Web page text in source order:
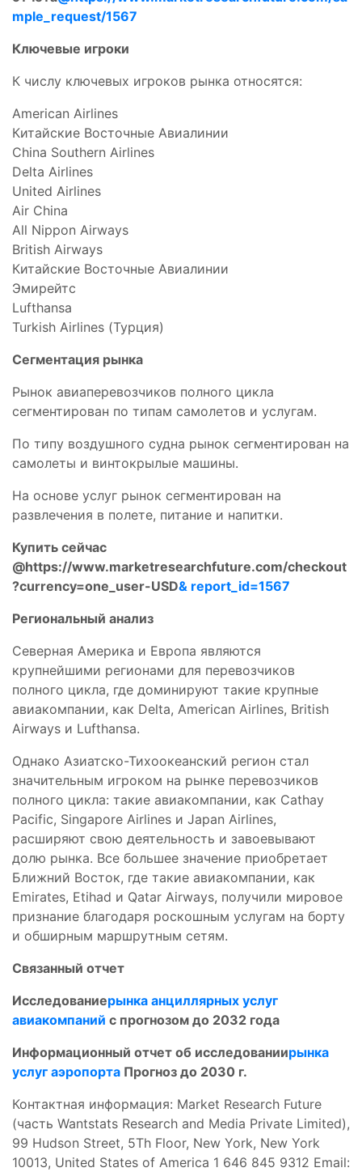
mple_request/1567
Ключевые игроки
К числу ключевых игроков рынка относятся:
American Airlines
Китайские Восточные Авиалинии
China Southern Airlines
Delta Airlines
United Airlines
Air China
All Nippon Airways
British Airways
Китайские Восточные Авиалинии
Эмирейтс
Lufthansa
Turkish Airlines (Турция)
Сегментация рынка
Рынок авиаперевозчиков полного цикла
сегментирован по типам самолетов и услугам.
По типу воздушного судна рынок сегментирован на
самолеты и винтокрылые машины.
На основе услуг рынок сегментирован на
развлечения в полете, питание и напитки.
Купить сейчас
@https://www.marketresearchfuture.com/checkout
?currency=one_user-USD& report_id=1567
Региональный анализ
Северная Америка и Европа являются
крупнейшими регионами для перевозчиков
полного цикла, где доминируют такие крупные
авиакомпании, как Delta, American Airlines, British
Airways и Lufthansa.
Однако Азиатско-Тихоокеанский регион стал
значительным игроком на рынке перевозчиков
полного цикла: такие авиакомпании, как Cathay
Pacific, Singapore Airlines и Japan Airlines,
расширяют свою деятельность и завоевывают
долю рынка. Все большее значение приобретает
Ближний Восток, где такие авиакомпании, как
Emirates, Etihad и Qatar Airways, получили мировое
признание благодаря роскошным услугам на борту
и обширным маршрутным сетям.
Связанный отчет
Исследованиерынка анциллярных услуг
авиакомпаний с прогнозом до 2032 года
Информационный отчет об исследованиирынка
услуг аэропорта Прогноз до 2030 г.
Контактная информация: Market Research Future
(часть Wantstats Research and Media Private Limited),
99 Hudson Street, 5Th Floor, New York, New York
10013, United States of America 1 646 845 9312 Email: